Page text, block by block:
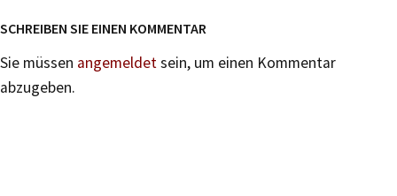
SCHREIBEN SIE EINEN KOMMENTAR
Sie müssen angemeldetsein, um einen Kommentar
abzugeben.